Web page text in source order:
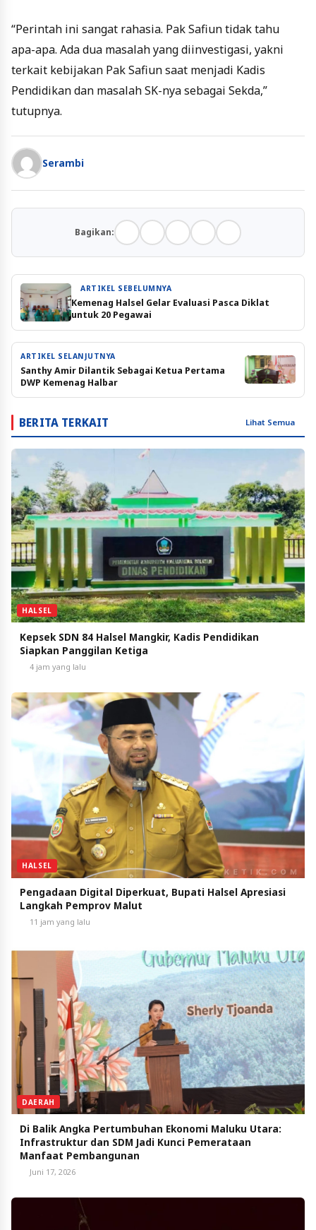
“Perintah ini sangat rahasia. Pak Safiun tidak tahu
apa-apa. Ada dua masalah yang diinvestigasi, yakni
terkait kebijakan Pak Safiun saat menjadi Kadis
Pendidikan dan masalah SK-nya sebagai Sekda,”
tutupnya.
Serambi
Bagikan:
ARTIKEL SEBELUMNYA
Kemenag Halsel Gelar Evaluasi Pasca Diklat
untuk 20 Pegawai
ARTIKEL SELANJUTNYA
Santhy Amir Dilantik Sebagai Ketua Pertama
DWP Kemenag Halbar
BERITA TERKAIT Lihat Semua
HALSEL
Kepsek SDN 84 Halsel Mangkir, Kadis Pendidikan
Siapkan Panggilan Ketiga
4 jam yang lalu
HALSEL
Pengadaan Digital Diperkuat, Bupati Halsel Apresiasi
Langkah Pemprov Malut
11 jam yang lalu
DAERAH
Di Balik Angka Pertumbuhan Ekonomi Maluku Utara:
Infrastruktur dan SDM Jadi Kunci Pemerataan
Manfaat Pembangunan
Juni 17, 2026